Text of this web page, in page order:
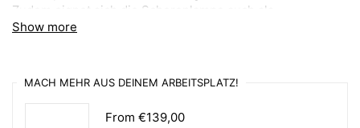
Show more
Zudem eignet sich die Scherenlampe auch als
Wohnbeleuchtung, oder dekoratives Highlight in
Design und Funktion der
Scherenlampe
MACH MEHR AUS DEINEM ARBEITSPLATZ!
From €139,00